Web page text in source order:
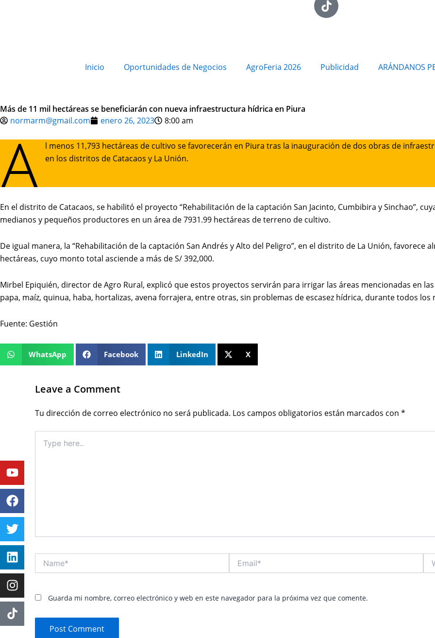
Inicio Oportunidades de Negocios AgroFeria 2026 Publicidad ARÁNDANOS
Más de 11 mil hectáreas se beneficiarán con nueva infraestructura hídrica en Piura
normarm@gmail.com
enero 26, 2023 8:00 am
A
l menos 11,793 hectáreas de cultivo se favorecerán en Piura tras la inauguración de dos obras de
en los distritos de Catacaos y La Unión.
En el distrito de Catacaos, se habilitó el proyecto “Rehabilitación de la captación San Jacinto, Cumbibira y Sinchao”,
medianos y pequeños productores en un área de 7931.99 hectáreas de terreno de cultivo.
De igual manera, la “Rehabilitación de la captación San Andrés y Alto del Peligro”, en el distrito de La Unión, favorece
hectáreas, cuyo monto total asciende a más de S/ 392,000.
Mirbel Epiquién, director de Agro Rural, explicó que estos proyectos servirán para irrigar las áreas mencionadas en
papa, maíz, quinua, haba, hortalizas, avena forrajera, entre otras, sin problemas de escasez hídrica, durante todos los
Fuente: Gestión
WhatsApp Facebook LinkedIn X
Leave a Comment
Tu dirección de correo electrónico no será publicada. Los campos obligatorios están marcados con *
here..
Guarda mi nombre, correo electrónico y web en este navegador para la próxima vez que comente.
Youtube
Facebook
Twitter
Linkedin
Instagram